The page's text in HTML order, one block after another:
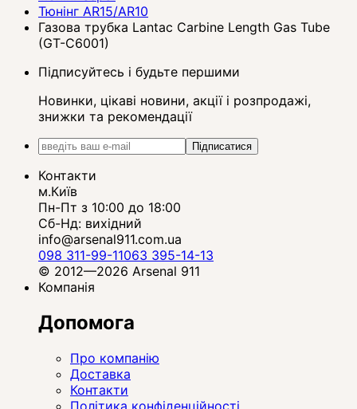
Тюнінг AR15/AR10
Газова трубка Lantac Carbine Length Gas Tube
(GT-C6001)
Підписуйтесь і будьте першими
Новинки, цікаві новини, акції і розпродажі,
знижки та рекомендації
Підписатися
Контакти
м.Київ
Пн-Пт з 10:00 до 18:00
Сб-Нд: вихідний
info@arsenal911.com.ua
098 311-99-11063 395-14-13
© 2012—2026 Arsenal 911
Компанія
Допомога
Про компанію
Доставка
Контакти